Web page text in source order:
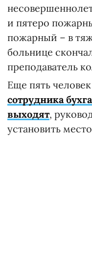
и пятеро
пожарный – в
больнице
преподаватель
Еще пять
сотрудника
выходят,
установить